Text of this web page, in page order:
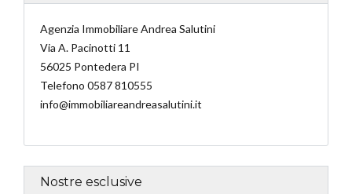
Agenzia Immobiliare Andrea Salutini
Via A. Pacinotti 11
56025 Pontedera PI
Telefono 0587 810555
info@immobiliareandreasalutini.it
Nostre esclusive